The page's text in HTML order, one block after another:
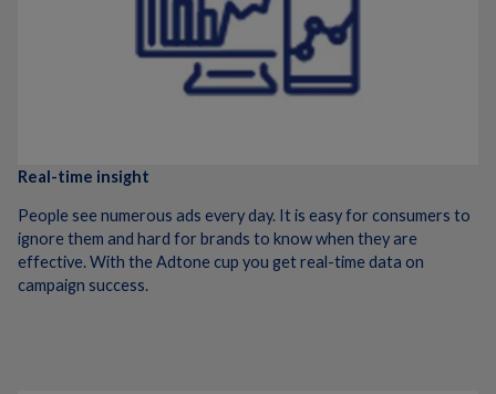
Real-time insight
People see numerous ads every day. It is easy for consumers to
ignore them and hard for brands to know when they are
effective. With the Adtone cup you get real-time data on
campaign success.